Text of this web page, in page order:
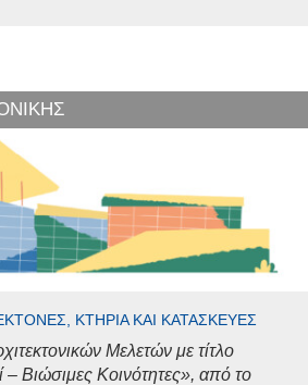
ΚΤΉΡΙΑ ΚΑΙ ΚΑΤΑΣΚΕΥΈΣ
Μελετών με τίτλο
– Βιώσιμες Κοινότητες», από το